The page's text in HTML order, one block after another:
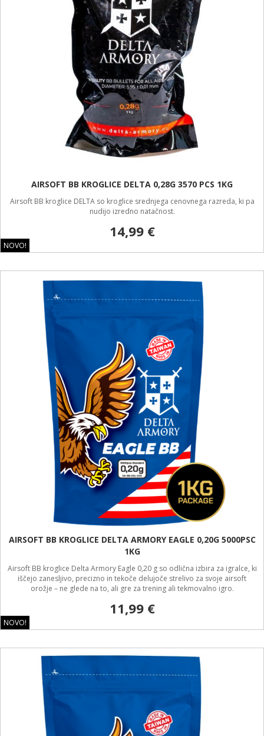
NOVO!
AIRSOFT BB KROGLICE DELTA 0,28G 3570 PCS 1KG
Airsoft BB kroglice DELTA so kroglice srednjega cenovnega razreda, ki pa
nudijo izredno natačnost.
14,99 €
NOVO!
AIRSOFT BB KROGLICE DELTA ARMORY EAGLE 0,20G 5000PSC
1KG
Airsoft BB kroglice Delta Armory Eagle 0,20 g so odlična izbira za igralce, ki
iščejo zanesljivo, precizno in tekoče delujoče strelivo za svoje airsoft
orožje – ne glede na to, ali gre za trening ali tekmovalno igro.
11,99 €